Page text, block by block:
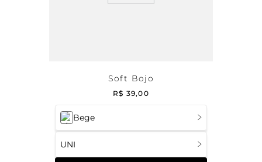
Bege
UNI
Soft Bojo
R$ 39,00